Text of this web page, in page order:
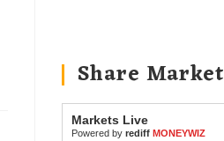
Share Market